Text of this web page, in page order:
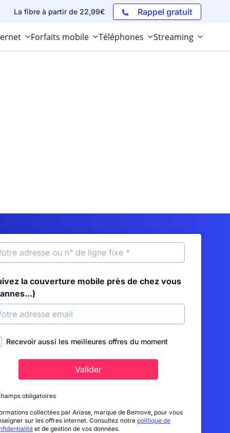
La fibre à partir de 22,99€ Rappel gratuit
Forfaits mobile Téléphones Streaming
la couverture mobile près de chez vous
Recevoir aussi les meilleures offres du moment
Valider
obligatoires
collectées par Ariase, marque de Bemove, pour vous
sur les offres internet. Consultez notre politique de
et de gestion de vos données.